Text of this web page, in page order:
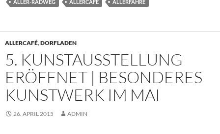
ALLER-RADWEG ALLERCAFÉ ALLERFÄHRE
ALLERCAFÉ,DORFLADEN
5. KUNSTAUSSTELLUNG
ERÖFFNET | BESONDERES
KUNSTWERK IM MAI
26. APRIL 2015 ADMIN